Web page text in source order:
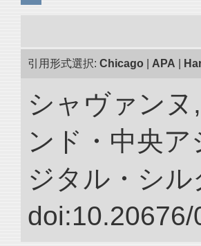
引用形式選択: Chicago APA
シャヴァン
ンド・中央ア
ジタル・シ